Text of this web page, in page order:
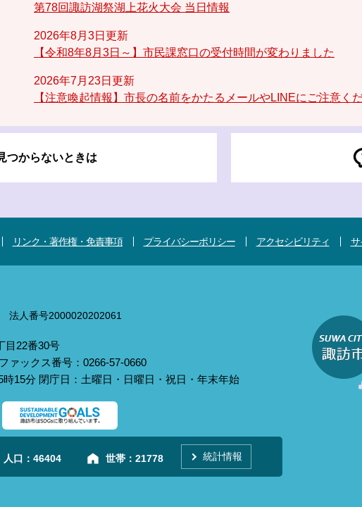
第78回諏訪湖祭湖上花火大会 当日情報
2026年8月3日更新
【令和8年8月3日～】市民課窓口の受付時間が変わりました
2026年7月23日更新
【注意喚起情報】市長の名前をかたるメールやLINEにご注意く
つからないときは
リンク・著作権・免責事項 プライバシーポリシー アクセシビリティ サ
法人番号2000020202061
目22番30号
ァックス番号：0266-57-0660
15分 閉庁日：土曜日・日曜日・祝日・年末年始
人口： 46404 世帯： 21778 統計情報